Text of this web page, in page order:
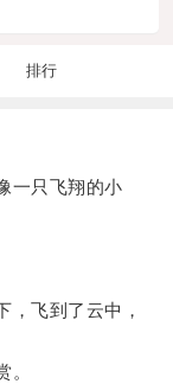
排行
只飞翔的小
飞到了云中，